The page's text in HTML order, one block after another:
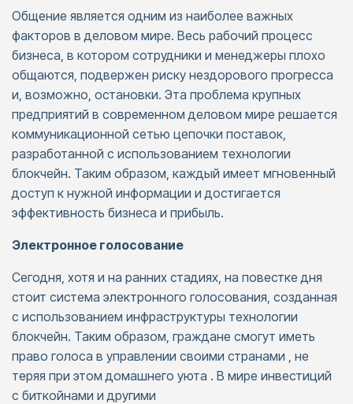
Общение является одним из наиболее важных
факторов в деловом мире. Весь рабочий процесс
бизнеса, в котором сотрудники и менеджеры плохо
общаются, подвержен риску нездорового прогресса
и, возможно, остановки. Эта проблема крупных
предприятий в современном деловом мире решается
коммуникационной сетью цепочки поставок,
разработанной с использованием технологии
блокчейн. Таким образом, каждый имеет мгновенный
доступ к нужной информации и достигается
эффективность бизнеса и прибыль.
Электронное голосование
Сегодня, хотя и на ранних стадиях, на повестке дня
стоит система электронного голосования, созданная
с использованием инфраструктуры технологии
блокчейн. Таким образом, граждане смогут иметь
право голоса в управлении своими странами , не
теряя при этом домашнего уюта . В мире инвестиций
с биткойнами и другими